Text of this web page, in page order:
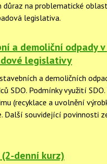
důraz na problematické
legislativa.
a demoliční odpady
legislativy
a demoličních
SDO. Podmínky využití
(recyklace a uvolnění
Další souvidející povinnosti
denní kurz)